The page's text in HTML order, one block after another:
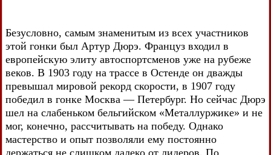
Безусловно, самым знаменитым из всех участников
этой гонки был Артур Дюрэ. Француз входил в
европейскую элиту автоспортсменов уже на рубеже
веков. В 1903 году на трассе в Остенде он дважды
превышал мировой рекорд скорости, в 1907 году
победил в гонке Москва — Петербург. Но сейчас Дюрэ
шел на слабеньком бельгийском «Металлуржике» и не
мог, конечно, рассчитывать на победу. Однако
мастерство и опыт позволяли ему постоянно